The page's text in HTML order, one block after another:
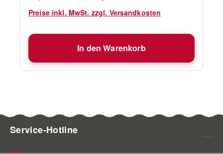
Preise inkl. MwSt. zzgl. Versandkosten
In den Warenkorb
Service-Hotline